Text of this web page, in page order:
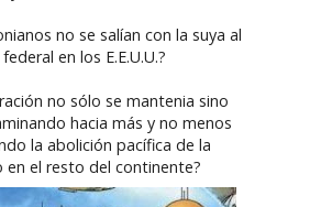
no se salían con la suya al
en los E.E.U.U.?
no sólo se mantenia sino
hacia más y no menos
la abolición pacífica de la
en el resto del continente?